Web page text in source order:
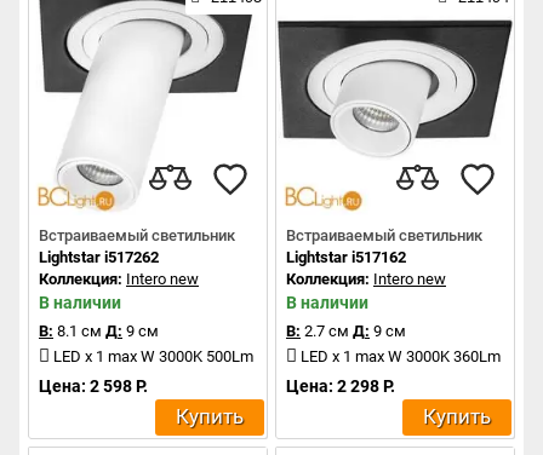
Встраиваемый светильник
Lightstar i517262
Коллекция: Intero new
В наличии
В: 8.1 см Д: 9 см
LED x 1 max W 3000K 500Lm
Цена: 2 598 Р.
Купить
Встраиваемый светильник
Lightstar i517162
Коллекция: Intero new
В наличии
В: 2.7 см Д: 9 см
LED x 1 max W 3000K 360Lm
Цена: 2 298 Р.
Купить